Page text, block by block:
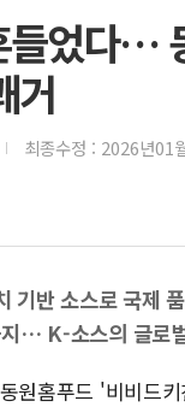
들었다…
거
최종수정 : 2026년01
기반 소스로 국제
… K-소스의 글로
원홈푸드 '비비드